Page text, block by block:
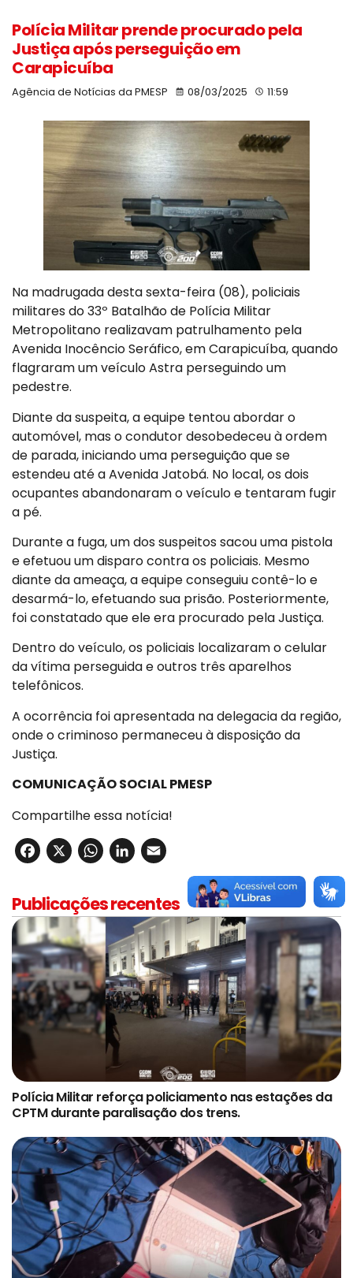
Polícia Militar prende procurado pela
Justiça após perseguição em
Carapicuíba
Agência de Notícias da PMESP 08/03/2025 11:59
Na madrugada desta sexta-feira (08), policiais
militares do 33º Batalhão de Polícia Militar
Metropolitano realizavam patrulhamento pela
Avenida Inocêncio Seráfico, em Carapicuíba, quando
flagraram um veículo Astra perseguindo um
pedestre.
Diante da suspeita, a equipe tentou abordar o
automóvel, mas o condutor desobedeceu à ordem
de parada, iniciando uma perseguição que se
estendeu até a Avenida Jatobá. No local, os dois
ocupantes abandonaram o veículo e tentaram fugir
a pé.
Durante a fuga, um dos suspeitos sacou uma pistola
e efetuou um disparo contra os policiais. Mesmo
diante da ameaça, a equipe conseguiu contê-lo e
desarmá-lo, efetuando sua prisão. Posteriormente,
foi constatado que ele era procurado pela Justiça.
Dentro do veículo, os policiais localizaram o celular
da vítima perseguida e outros três aparelhos
telefônicos.
A ocorrência foi apresentada na delegacia da região,
onde o criminoso permaneceu à disposição da
Justiça.
COMUNICAÇÃO SOCIAL PMESP
Compartilhe essa notícia!
Facebook
X WhatsApp
LinkedIn
Publicações recentes
Polícia Militar reforça policiamento nas estações da
CPTM durante paralisação dos trens.